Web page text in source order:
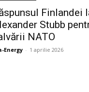
Finlandei
Stubb
NATO
Energy - 1 aprilie 2026